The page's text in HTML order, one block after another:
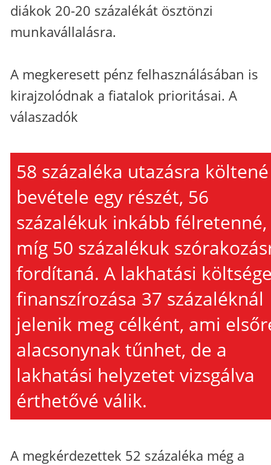
diákok 20-20 százalékát ösztönzi
munkavállalásra.
A megkeresett pénz felhasználásában is
kirajzolódnak a fiatalok prioritásai. A
válaszadók
58 százaléka utazásra költené
bevétele egy részét, 56
százalékuk inkább félretenné,
míg 50 százalékuk
fordítaná. A lakhatási
finanszírozása 37 százaléknál
jelenik meg célként, ami
alacsonynak tűnhet, de a
lakhatási helyzetet vizsgálva
érthetővé válik.
A megkérdezettek 52 százaléka még a